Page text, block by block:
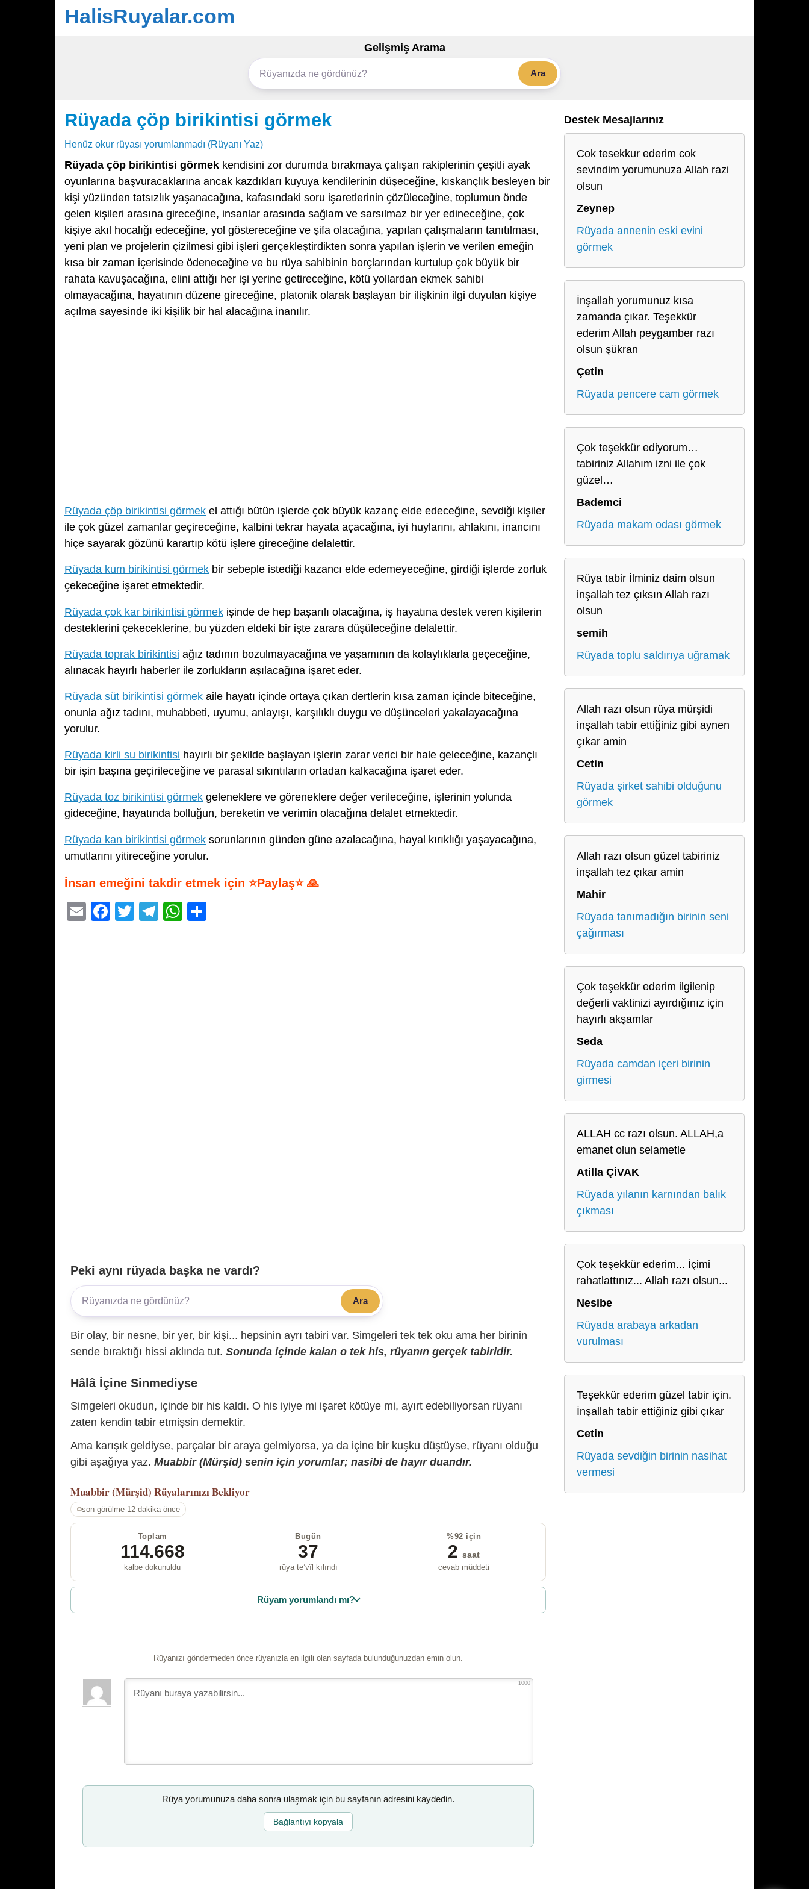
HalisRuyalar.com
Gelişmiş Arama
Ara
Rüyada çöp birikintisi görmek
Henüz okur rüyası yorumlanmadı (Rüyanı Yaz)
Rüyada çöp birikintisi görmek kendisini zor durumda bırakmaya çalışan rakiplerinin çeşitli ayak
oyunlarına başvuracaklarına ancak kazdıkları kuyuya kendilerinin düşeceğine, kıskançlık besleyen bir
kişi yüzünden tatsızlık yaşanacağına, kafasındaki soru işaretlerinin çözüleceğine, toplumun önde
gelen kişileri arasına gireceğine, insanlar arasında sağlam ve sarsılmaz bir yer edineceğine, çok
kişiye akıl hocalığı edeceğine, yol göstereceğine ve şifa olacağına, yapılan çalışmaların tanıtılması,
yeni plan ve projelerin çizilmesi gibi işleri gerçekleştirdikten sonra yapılan işlerin ve verilen emeğin
kısa bir zaman içerisinde ödeneceğine ve bu rüya sahibinin borçlarından kurtulup çok büyük bir
rahata kavuşacağına, elini attığı her işi yerine getireceğine, kötü yollardan ekmek sahibi
olmayacağına, hayatının düzene gireceğine, platonik olarak başlayan bir ilişkinin ilgi duyulan kişiye
açılma sayesinde iki kişilik bir hal alacağına inanılır.
Rüyada çöp birikintisi görmek el attığı bütün işlerde çok büyük kazanç elde edeceğine, sevdiği kişiler
ile çok güzel zamanlar geçireceğine, kalbini tekrar hayata açacağına, iyi huylarını, ahlakını, inancını
hiçe sayarak gözünü karartıp kötü işlere gireceğine delalettir.
Rüyada kum birikintisi görmek bir sebeple istediği kazancı elde edemeyeceğine, girdiği işlerde zorluk
çekeceğine işaret etmektedir.
Rüyada çok kar birikintisi görmek işinde de hep başarılı olacağına, iş hayatına destek veren kişilerin
desteklerini çekeceklerine, bu yüzden eldeki bir işte zarara düşüleceğine delalettir.
Rüyada toprak birikintisi ağız tadının bozulmayacağına ve yaşamının da kolaylıklarla geçeceğine,
alınacak hayırlı haberler ile zorlukların aşılacağına işaret eder.
Rüyada süt birikintisi görmek aile hayatı içinde ortaya çıkan dertlerin kısa zaman içinde biteceğine,
onunla ağız tadını, muhabbeti, uyumu, anlayışı, karşılıklı duygu ve düşünceleri yakalayacağına
yorulur.
Rüyada kirli su birikintisi hayırlı bir şekilde başlayan işlerin zarar verici bir hale geleceğine, kazançlı
bir işin başına geçirileceğine ve parasal sıkıntıların ortadan kalkacağına işaret eder.
Rüyada toz birikintisi görmek geleneklere ve göreneklere değer verileceğine, işlerinin yolunda
gideceğine, hayatında bolluğun, bereketin ve verimin olacağına delalet etmektedir.
Rüyada kan birikintisi görmek sorunlarının günden güne azalacağına, hayal kırıklığı yaşayacağına,
umutlarını yitireceğine yorulur.
İnsan emeğini takdir etmek için ⭐Paylaş⭐ 🙏
E
F
T
T
W
Peki aynı rüyada başka ne vardı?
Ara
Bir olay, bir nesne, bir yer, bir kişi... hepsinin ayrı tabiri var. Simgeleri tek tek oku ama her birinin
sende bıraktığı hissi aklında tut. Sonunda içinde kalan o tek his, rüyanın gerçek tabiridir.
Hâlâ İçine Sinmediyse
Simgeleri okudun, içinde bir his kaldı. O his iyiye mi işaret kötüye mi, ayırt edebiliyorsan rüyanı
zaten kendin tabir etmişsin demektir.
Ama karışık geldiyse, parçalar bir araya gelmiyorsa, ya da içine bir kuşku düştüyse, rüyanı olduğu
gibi aşağıya yaz. Muabbir (Mürşid) senin için yorumlar; nasibi de hayır duandır.
Muabbir (Mürşid) Rüyalarınızı Bekliyor
son görülme 12 dakika önce
Toplam
114.668
kalbe dokunuldu
Bugün
37
rüya te’vîl kılındı
%92 için
2 saat
cevab müddeti
Rüyam yorumlandı mı?
Rüyanızı göndermeden önce rüyanızla en ilgili olan sayfada bulunduğunuzdan emin olun.
1000
Rüya yorumunuza daha sonra ulaşmak için bu sayfanın adresini kaydedin.
Bağlantıyı kopyala
Destek Mesajlarınız
Cok tesekkur ederim cok
sevindim yorumunuza Allah razi
olsun
Zeynep
Rüyada annenin eski evini
görmek
İnşallah yorumunuz kısa
zamanda çıkar. Teşekkür
ederim Allah peygamber razı
olsun şükran
Çetin
Rüyada pencere cam görmek
Çok teşekkür ediyorum…
tabiriniz Allahım izni ile çok
güzel…
Bademci
Rüyada makam odası görmek
Rüya tabir İlminiz daim olsun
inşallah tez çıksın Allah razı
olsun
semih
Rüyada toplu saldırıya uğramak
Allah razı olsun rüya mürşidi
inşallah tabir ettiğiniz gibi aynen
çıkar amin
Cetin
Rüyada şirket sahibi olduğunu
görmek
Allah razı olsun güzel tabiriniz
inşallah tez çıkar amin
Mahir
Rüyada tanımadığın birinin seni
çağırması
Çok teşekkür ederim ilgilenip
değerli vaktinizi ayırdığınız için
hayırlı akşamlar
Seda
Rüyada camdan içeri birinin
girmesi
ALLAH cc razı olsun. ALLAH,a
emanet olun selametle
Atilla ÇİVAK
Rüyada yılanın karnından balık
çıkması
Çok teşekkür ederim... İçimi
rahatlattınız... Allah razı olsun...
Nesibe
Rüyada arabaya arkadan
vurulması
Teşekkür ederim güzel tabir için.
İnşallah tabir ettiğiniz gibi çıkar
Cetin
Rüyada sevdiğin birinin nasihat
vermesi